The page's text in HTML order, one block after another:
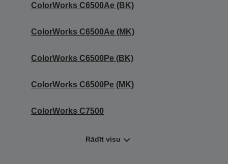
ColorWorks C6500Ae (BK)
ColorWorks C6500Ae (MK)
ColorWorks C6500Pe (BK)
ColorWorks C6500Pe (MK)
ColorWorks C7500
Rādīt visu